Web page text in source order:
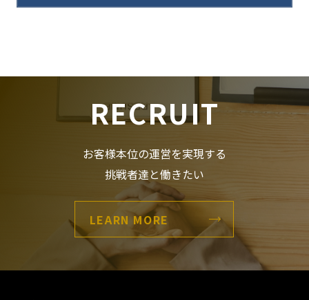
RECRUIT
お客様本位の運営を実現する
挑戦者達と働きたい
LEARN MORE